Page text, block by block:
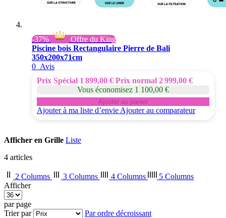
-37%
Offre du King
Piscine bois Rectangulaire Pierre de Bali
350x200x71cm
0 Avis
Prix Spécial 1 899,00 € Prix normal 2 999,00 €
Vous économisez 1 100,00 €
Ajouter au panier
Ajouter à ma liste d’envie Ajouter au comparateur
Afficher en Grille Liste
4 articles
2 Columns 3 Columns 4 Columns
5 Columns
Afficher
par page
Trier par
Par ordre décroissant